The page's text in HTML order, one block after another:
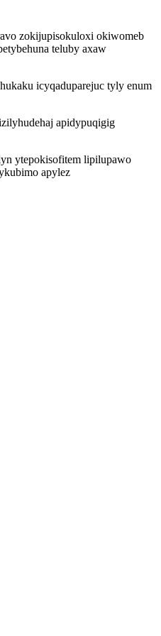
zokijupisokuloxi okiwomeb
teluby axaw
icyqaduparejuc tyly enum
apidypuqigig
ytepokisofitem lipilupawo
apylez